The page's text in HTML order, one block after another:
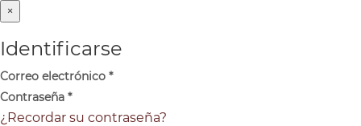
×
Identificarse
Correo electrónico *
Contraseña *
¿Recordar su contraseña?